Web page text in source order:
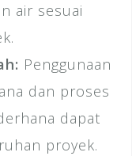
air sesuai
Penggunaan
dan proses
dapat
proyek.